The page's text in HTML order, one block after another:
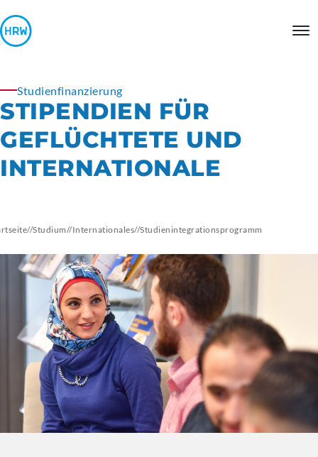
Studienfinanzierung
STIPENDIEN FÜR
GEFLÜCHTETE UND
INTERNATIONALE
//Studium//Internationales//Studienintegrationsprogramm